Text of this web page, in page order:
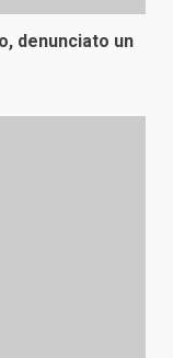
denunciato un